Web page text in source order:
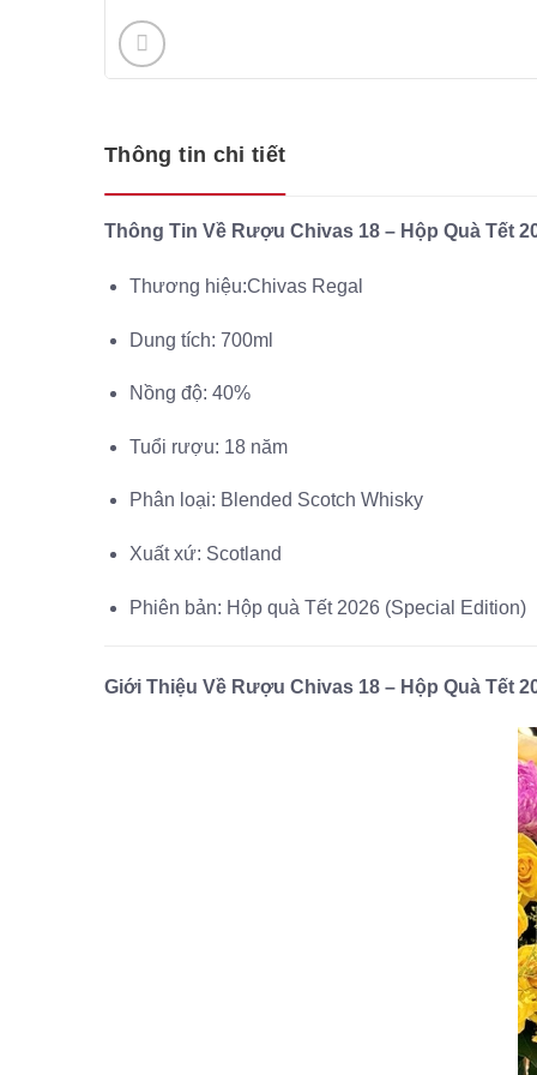
Thông tin chi tiết
Thông Tin Về Rượu Chivas 18 – Hộp Quà Tết
Thương hiệu:Chivas Regal
Dung tích: 700ml
Nồng độ: 40%
Tuổi rượu: 18 năm
Phân loại: Blended Scotch Whisky
Xuất xứ: Scotland
Phiên bản: Hộp quà Tết 2026 (Special Edition)
Giới Thiệu Về Rượu Chivas 18 – Hộp Quà Tết